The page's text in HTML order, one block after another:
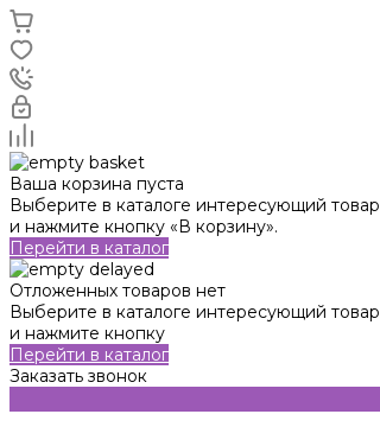
Ваша корзина пуста
Выберите в каталоге интересующий товар
и нажмите кнопку «В корзину».
Перейти в каталог
Отложенных товаров нет
Выберите в каталоге интересующий товар
и нажмите кнопку
Перейти в каталог
Заказать звонок